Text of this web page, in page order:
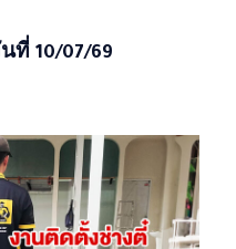
ที่ 10/07/69